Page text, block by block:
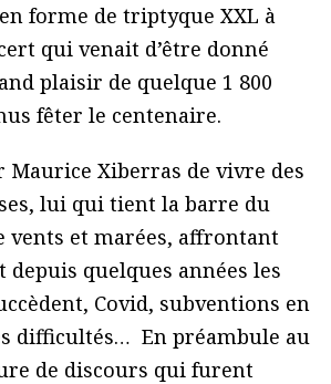
forme de triptyque XXL à
qui venait d’être donné
plaisir de quelque 1 800
fêter le centenaire.
Maurice Xiberras de vivre des
lui qui tient la barre du
vents et marées, affrontant
depuis quelques années les
Covid, subventions en
difficultés… En préambule au
de discours qui furent